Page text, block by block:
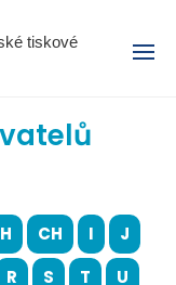
tiskové
Menu
H CH I
J
R S T
U